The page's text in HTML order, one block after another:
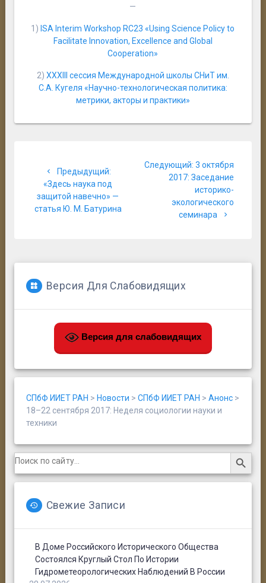
—
1) ISA Interim Workshop RC23 «Using Science Policy to
Facilitate Innovation, Excellence and Global
Cooperation»
2) XXXIII сессия Международной школы СНиТ им.
С.А. Кугеля «Научно-технологическая политика:
метрики, акторы и практики»
записям
Предыдущий:
Предыдущая
запись:
«Здесь наука под
защитой навечно» —
статья Ю. М. Батурина
Следующий: Следующая
запись:
3 октября
2017: Заседание
историко-
экологического
семинара
Версия Для Слабовидящих
Версия для слабовидящих
СПбФ ИИЕТ РАН > Новости > СПбФ ИИЕТ РАН > Анонс>
18–22 сентября 2017: Неделя социологии науки и
техники
Search
for:
Search Button
Свежие Записи
В Доме Российского Исторического Общества
Состоялся Круглый Стол По Истории
Гидрометеорологических Наблюдений В России